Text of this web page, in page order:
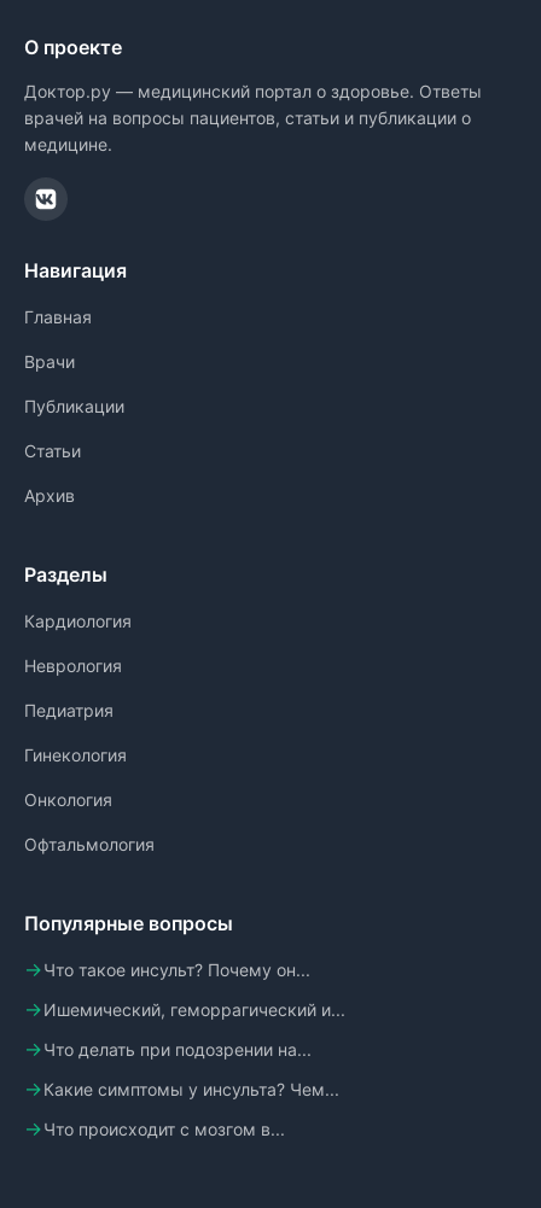
О проекте
Доктор.ру — медицинский портал о здоровье. Ответы
врачей на вопросы пациентов, статьи и публикации о
медицине.
Навигация
Главная
Врачи
Публикации
Статьи
Архив
Разделы
Кардиология
Неврология
Педиатрия
Гинекология
Онкология
Офтальмология
Популярные вопросы
Что такое инсульт? Почему он...
Ишемический, геморрагический и...
Что делать при подозрении на...
Какие симптомы у инсульта? Чем...
Что происходит с мозгом в...